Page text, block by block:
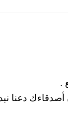
.
دعنا